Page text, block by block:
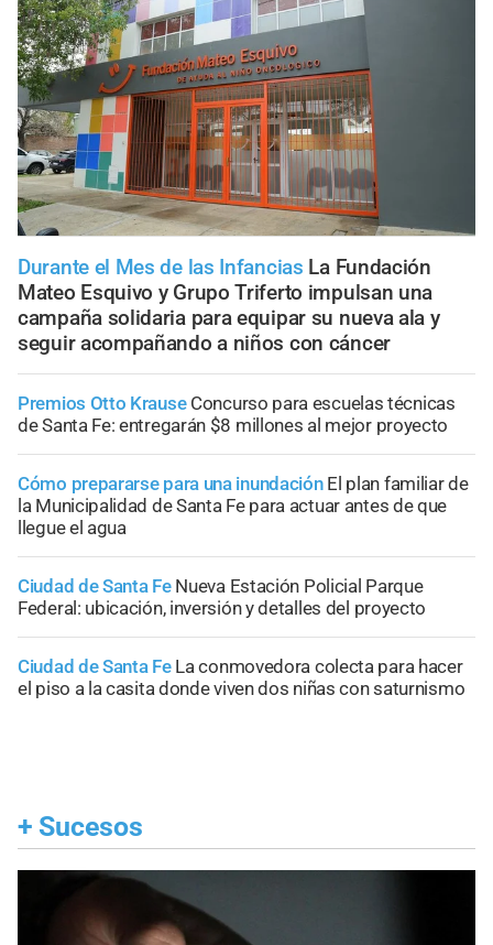
Durante el Mes de las Infancias La Fundación
Mateo Esquivo y Grupo Triferto impulsan una
campaña solidaria para equipar su nueva ala y
seguir acompañando a niños con cáncer
Premios Otto Krause Concurso para escuelas técnicas
de Santa Fe: entregarán $8 millones al mejor proyecto
Cómo prepararse para una inundación El plan familiar de
la Municipalidad de Santa Fe para actuar antes de que
llegue el agua
Ciudad de Santa Fe Nueva Estación Policial Parque
Federal: ubicación, inversión y detalles del proyecto
Ciudad de Santa Fe La conmovedora colecta para hacer
el piso a la casita donde viven dos niñas con saturnismo
+ Sucesos